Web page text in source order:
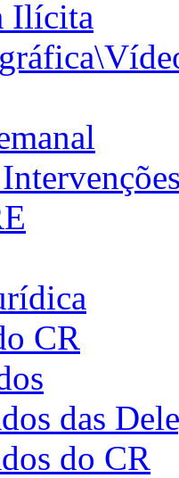
Ilícita
CR
das
do CR